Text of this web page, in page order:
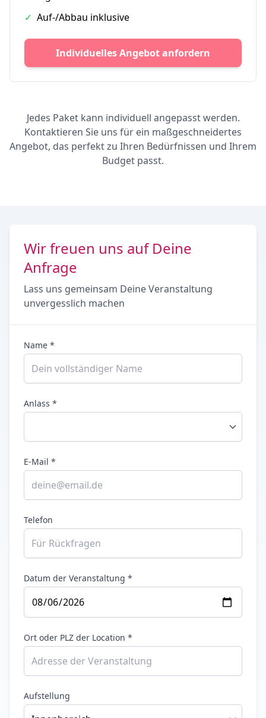
✓ Auf-/Abbau inklusive
Individuelles Angebot anfordern
Jedes Paket kann individuell angepasst werden.
Kontaktieren Sie uns für ein maßgeschneidertes
Angebot, das perfekt zu Ihren Bedürfnissen und Ihrem
Budget passt.
Wir freuen uns auf Deine
Anfrage
Lass uns gemeinsam Deine Veranstaltung
unvergesslich machen
Name *
Anlass *
E-Mail *
Telefon
Datum der Veranstaltung *
Ort oder PLZ der Location *
Aufstellung